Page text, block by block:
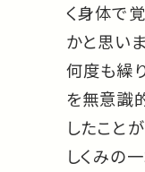
く身体で
かと思いま
何度も繰
を無意識
したこと
しくみの